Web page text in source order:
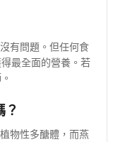
有問題。但任何食
最全面的營養。若
？
物性多醣體，而燕